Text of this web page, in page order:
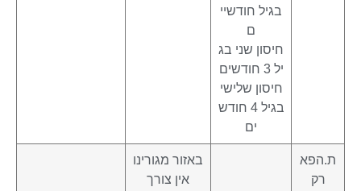
בגיל חודשיי
ם
חיסון שני בג
יל 3 חודשים
חיסון שלישי
בגיל 4 חודש
ים
ת.הפא
רק
באזור מגורינו
אין צורך